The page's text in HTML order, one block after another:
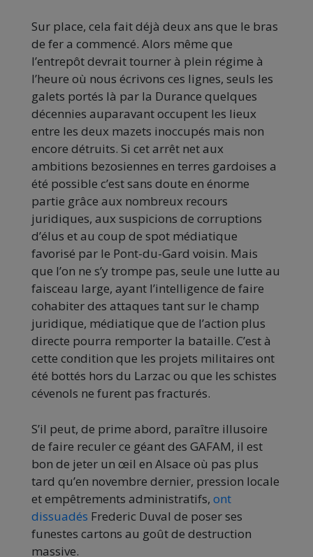
Sur place, cela fait déjà deux ans que le bras
de fer a commencé. Alors même que
l’entrepôt devrait tourner à plein régime à
l’heure où nous écrivons ces lignes, seuls les
galets portés là par la Durance quelques
décennies auparavant occupent les lieux
entre les deux mazets inoccupés mais non
encore détruits. Si cet arrêt net aux
ambitions bezosiennes en terres gardoises a
été possible c’est sans doute en énorme
partie grâce aux nombreux recours
juridiques, aux suspicions de corruptions
d’élus et au coup de spot médiatique
favorisé par le Pont-du-Gard voisin. Mais
que l’on ne s’y trompe pas, seule une lutte au
faisceau large, ayant l’intelligence de faire
cohabiter des attaques tant sur le champ
juridique, médiatique que de l’action plus
directe pourra remporter la bataille. C’est à
cette condition que les projets militaires ont
été bottés hors du Larzac ou que les schistes
cévenols ne furent pas fracturés.
S’il peut, de prime abord, paraître illusoire
de faire reculer ce géant des GAFAM, il est
bon de jeter un œil en Alsace où pas plus
tard qu’en novembre dernier, pression locale
et empêtrements administratifs, ont
dissuadés Frederic Duval de poser ses
funestes cartons au goût de destruction
massive.